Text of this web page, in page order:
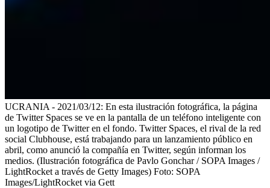
UCRANIA - 2021/03/12: En esta ilustración fotográfica, la página
de Twitter Spaces se ve en la pantalla de un teléfono inteligente con
un logotipo de Twitter en el fondo. Twitter Spaces, el rival de la red
social Clubhouse, está trabajando para un lanzamiento público en
abril, como anunció la compañía en Twitter, según informan los
medios. (Ilustración fotográfica de Pavlo Gonchar / SOPA Images /
LightRocket a través de Getty Images) Foto: SOPA
Images/LightRocket via Gett